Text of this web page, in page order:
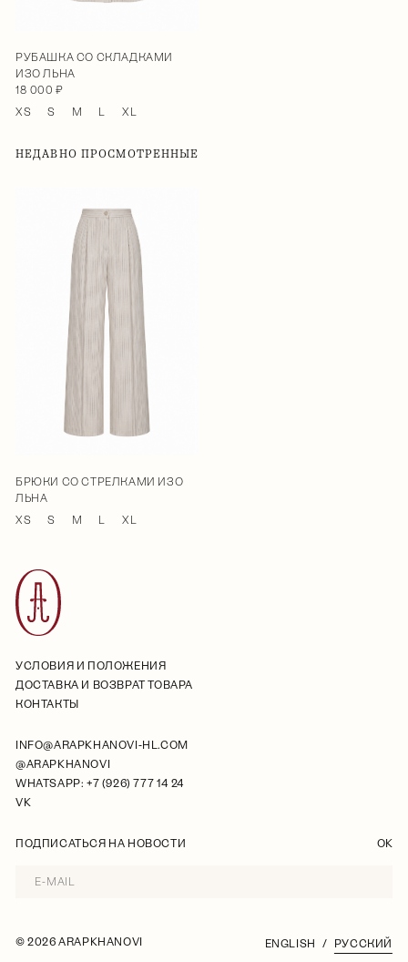
РУБАШКА СО СКЛАДКАМИ
ИЗО ЛЬНА
18 000 ₽
XS
S M L XL
НЕДАВНО ПРОСМОТРЕННЫЕ
БРЮКИ СО СТРЕЛКАМИ ИЗО
ЛЬНА
XS
S M L XL
УСЛОВИЯ И ПОЛОЖЕНИЯ
ДОСТАВКА И ВОЗВРАТ ТОВАРА
КОНТАКТЫ
INFO@ARAPKHANOVI-HL.COM
@ARAPKHANOVI
WHATSAPP: +7 (926) 777 14 24
VK
ПОДПИСАТЬСЯ НА НОВОСТИ OK
ENGLISH РУССКИЙ
© 2026 ARAPKHANOVI